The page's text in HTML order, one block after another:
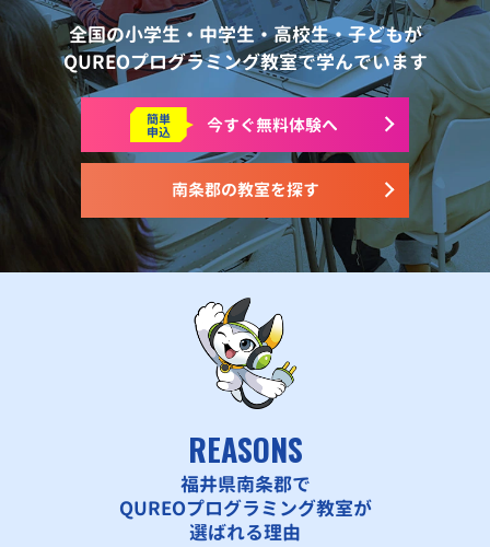
全国の小学生・中学生・高校生・子どもが
QUREOプログラミング教室で学んでいます
南条郡の教室を探す
簡単
申込 今すぐ無料体験へ
REASONS
福井県南条郡で
QUREOプログラミング教室が
選ばれる理由